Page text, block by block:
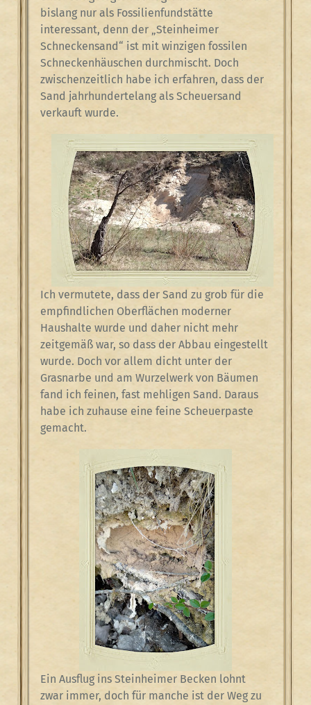
bislang nur als Fossilienfundstätte
interessant, denn der „Steinheimer
Schneckensand“ ist mit winzigen fossilen
Schneckenhäuschen durchmischt. Doch
zwischenzeitlich habe ich erfahren, dass der
Sand jahrhundertelang als Scheuersand
verkauft wurde.
Ich vermutete, dass der Sand zu grob für die
empfindlichen Oberflächen moderner
Haushalte wurde und daher nicht mehr
zeitgemäß war, so dass der Abbau eingestellt
wurde. Doch vor allem dicht unter der
Grasnarbe und am Wurzelwerk von Bäumen
fand ich feinen, fast mehligen Sand. Daraus
habe ich zuhause eine feine Scheuerpaste
gemacht.
Ein Ausflug ins Steinheimer Becken lohnt
zwar immer, doch für manche ist der Weg zu